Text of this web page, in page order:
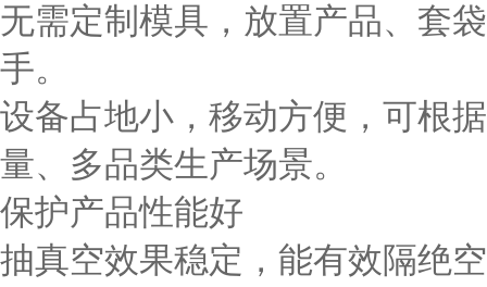
无需定制模具，放置产品、套
手。
设备占地小，移动方便，可根
量、多品类生产场景。
保护产品性能好
抽真空效果稳定，能有效隔绝